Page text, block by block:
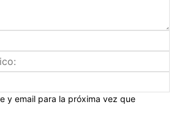
y email para la próxima vez que